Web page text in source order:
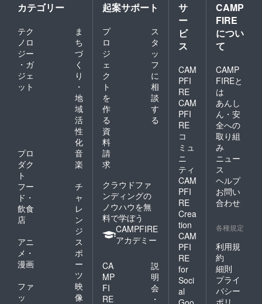
カテゴリー
テク
ノロ
ジー
・ガ
ジェ
ット
ま
ち
づ
く
り
・
地
域
活
性
化
プロ
ダク
ト
音
楽
フー
ド・
飲食
店
チ
ャ
レ
ン
ジ
アニ
メ・
漫画
ス
ポ
ー
ツ
ファ
ッ
映
像
起案サポート
プ
ロ
ジ
ェ
ク
ト
を
作
る
ス
タ
ッ
フ
に
相
談
す
る
資
料
請
求
クラウドファ
ンディングの
ノウハウを無
料で学ぼう
CAMPFIRE
アカデミー
CA
MP
FI
RE
説
明
会
・
サ
ー
ビ
ス
CAM
PFI
RE
CAM
PFI
RE
コ
ミュ
ニ
ティ
CAM
PFI
RE
Crea
tion
CAM
PFI
RE
for
Soci
al
CAMP
FIRE
につい
て
CAMP
FIREと
は
あんし
ん・安
全への
取り組
み
ニュー
ス
ヘルプ
お問い
合わせ
各種規定
利用規
約
細則
プライ
バシー